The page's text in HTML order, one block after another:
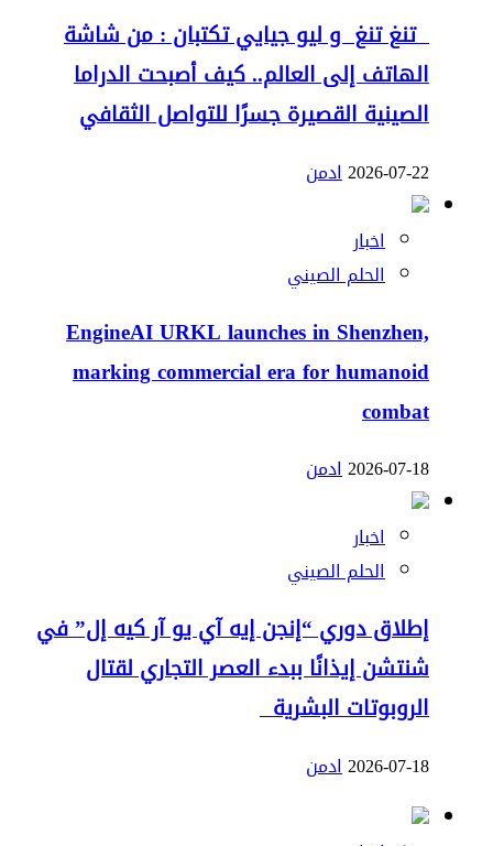
تنغ تنغ و ليو جيايي تكتبان : من شاشة
الهاتف إلى العالم.. كيف أصبحت الدراما
الصينية القصيرة جسرًا للتواصل الثقافي
2026-07-22ادمن
اخبار
الحلم الصيني
EngineAI URKL launches in Shenzhen,
marking commercial era for humanoid
combat
2026-07-18ادمن
اخبار
الحلم الصيني
إطلاق دوري “إنجن إيه آي يو آر كيه إل” في
شنتشن إيذانًا ببدء العصر التجاري لقتال
الروبوتات البشرية
2026-07-18ادمن